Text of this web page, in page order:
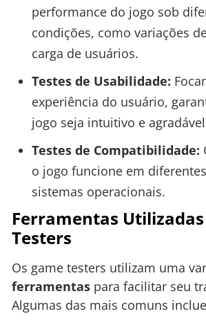
performance do jogo sob
condições, como variações
carga de usuários.
Testes de Usabilidade:
experiência do usuário,
jogo seja intuitivo e
Testes de Compatibilidade:
o jogo funcione em
sistemas operacionais.
Ferramentas
Testers
Os game testers utilizam uma
ferramentas para facilitar seu
Algumas das mais comuns